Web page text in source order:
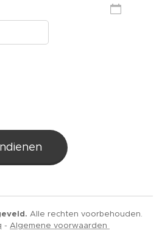
Alle rechten voorbehouden.
- Algemene voorwaarden